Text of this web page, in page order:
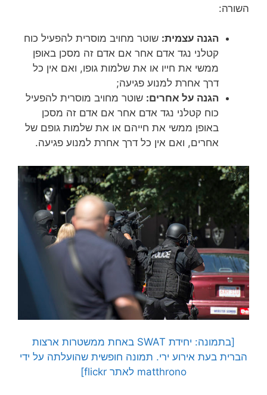
השורה:
הגנה עצמית: שוטר מחויב מוסרית להפעיל כוח
קטלני נגד אדם אחר אם אדם זה מסכן באופן
ממשי את חייו או את שלמות גופו, ואם אין כל
דרך אחרת למנוע פגיעה;
הגנה על אחרים: שוטר מחויב מוסרית להפעיל
כוח קטלני נגד אדם אחר אם אדם זה מסכן
באופן ממשי את חייהם או את שלמות גופם של
אחרים, ואם אין כל דרך אחרת למנוע פגיעה.
[בתמונה: יחידת SWAT באחת ממשטרות ארצות
הברית בעת אירוע ירי. תמונה חופשית שהועלתה על ידי
matthrono לאתר flickr]